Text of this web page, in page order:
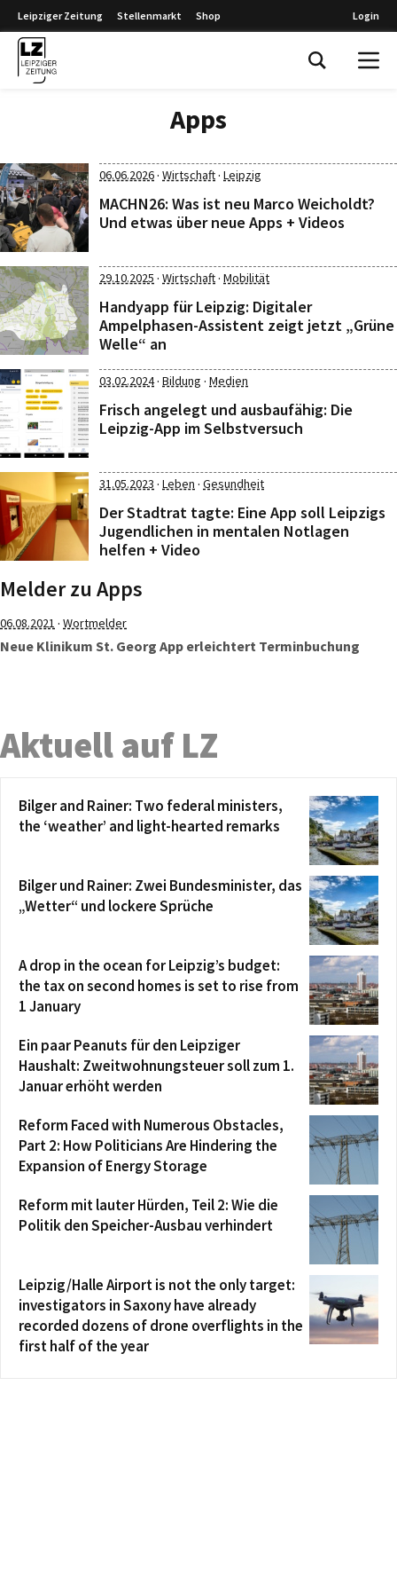
Leipziger Zeitung Stellenmarkt Shop Login
Apps
06.06.2026· Wirtschaft· Leipzig
MACHN26: Was ist neu Marco Weicholdt?
Und etwas über neue Apps + Videos
29.10.2025 · Wirtschaft· Mobilität
Handyapp für Leipzig: Digitaler
Ampelphasen-Assistent zeigt jetzt „Grüne
Welle“ an
03.02.2024· Bildung · Medien
Frisch angelegt und ausbaufähig: Die
Leipzig-App im Selbstversuch
31.05.2023 · Leben · Gesundheit
Der Stadtrat tagte: Eine App soll Leipzigs
Jugendlichen in mentalen Notlagen
helfen + Video
Melder zu Apps
06.08.2021 · Wortmelder
Neue Klinikum St. Georg App erleichtert Terminbuchung
Aktuell auf LZ
Bilger and Rainer: Two federal ministers,
the ‘weather’ and light-hearted remarks
Bilger und Rainer: Zwei Bundesminister, das
„Wetter“ und lockere Sprüche
A drop in the ocean for Leipzig’s budget:
the tax on second homes is set to rise from
1 January
Ein paar Peanuts für den Leipziger
Haushalt: Zweitwohnungsteuer soll zum 1.
Januar erhöht werden
Reform Faced with Numerous Obstacles,
Part 2: How Politicians Are Hindering the
Expansion of Energy Storage
Reform mit lauter Hürden, Teil 2: Wie die
Politik den Speicher-Ausbau verhindert
Leipzig/Halle Airport is not the only target:
investigators in Saxony have already
recorded dozens of drone overflights in the
first half of the year